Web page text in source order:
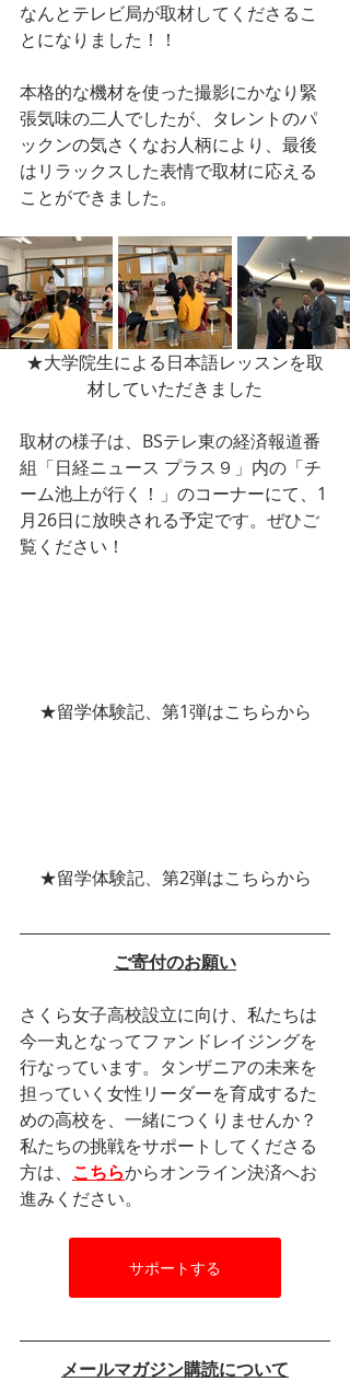
なんとテレビ局が取材してくださるこ
とになりました！！
本格的な機材を使った撮影にかなり緊
張気味の二人でしたが、タレントのパ
ックンの気さくなお人柄により、最後
はリラックスした表情で取材に応える
ことができました。
★大学院生による日本語レッスンを取
材していただきました
取材の様子は、BSテレ東の経済報道番
組「日経ニュース プラス９」内の 「チ
ーム池上が行く！」のコーナーにて、1
月26日に放映される予定です。ぜひご
覧ください！
★留学体験記、第1弾はこちらから
★留学体験記、第2弾はこちらから
ご寄付のお願い
さくら女子高校設立に向け、私たちは
今一丸となってファンドレイジングを
行なっています。タンザニアの未来を
担っていく女性リーダーを育成するた
めの高校を、一緒につくりませんか？
私たちの挑戦をサポートしてくださる
方は、 こちらからオンライン決済へお
進みください。
サポートする
メールマガジン購読について